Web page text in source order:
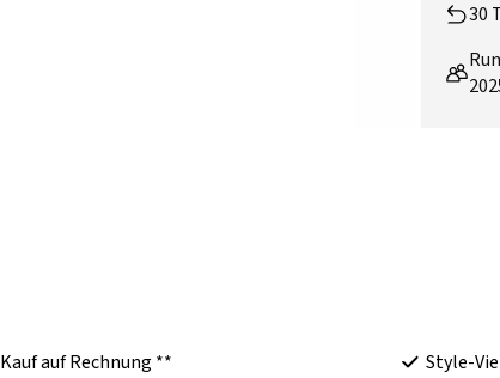
30
Kauf auf Rechnung ** Style-